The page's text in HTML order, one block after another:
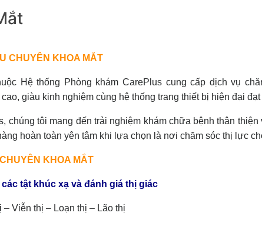
CHUYÊN KHOA MẮT
Hệ thống Phòng khám CarePlus cung cấp dịch vụ
giàu kinh nghiệm cùng hệ thống trang thiết bị hiện đại
chúng tôi mang đến trải nghiệm khám chữa bệnh thân
hoàn toàn yên tâm khi lựa chọn là nơi chăm sóc thị lực
CHUYÊN KHOA MẮT
các tật khúc xạ và đánh giá thị giác
– Viễn thị – Loạn thị – Lão thị